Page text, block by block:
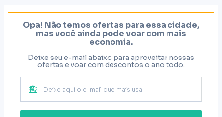
Opa! Não temos ofertas para essa cidade,
mas você ainda pode voar com mais
economia.
Deixe seu e-mail abaixo para aproveitar nossas
ofertas e voar com descontos o ano todo.